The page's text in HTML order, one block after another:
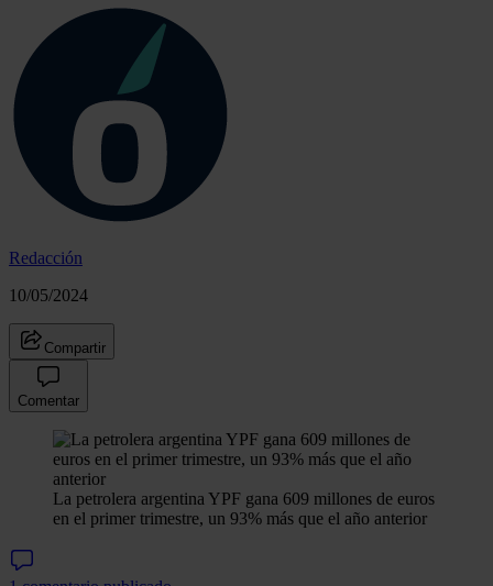
Redacción
10/05/2024
Compartir
Comentar
La petrolera argentina YPF gana 609 millones de euros
en el primer trimestre, un 93% más que el año anterior